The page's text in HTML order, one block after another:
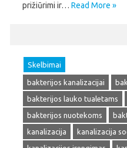
prižiūrimi ir… Read More »
Skelbimai
bakterijos kanalizacijai
bakterijos lauko tualetams
bakterijos nuotekoms
kanalizacija
kanalizacija